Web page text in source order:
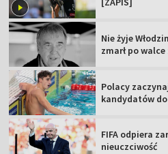
Nie żyje
zmarł po
Polacy
kandydatów
FIFA odpiera
nieuczciwość